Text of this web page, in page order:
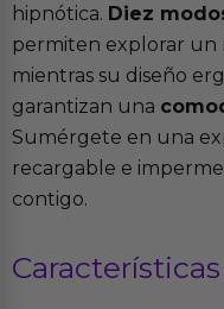
hipnótica. Diez
permiten explorar un
mientras su diseño
garantizan una
Sumérgete en una
recargable e
contigo.
Características